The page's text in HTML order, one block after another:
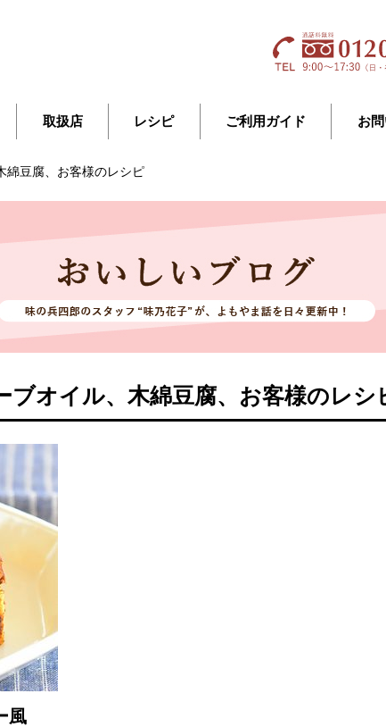
取扱店 レシピ ご利用ガイド お
綿豆腐、お客様のレシピ
ブオイル、木綿豆腐、お客様のレシ
風